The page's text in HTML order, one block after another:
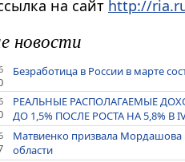
на сайт http://
новости
Безработица в России в марте
РЕАЛЬНЫЕ РАСПОЛАГАЕМЫЕ
ДО 1,5% ПОСЛЕ РОСТА НА 5,8% В
Матвиенко призвала Мордашова
области